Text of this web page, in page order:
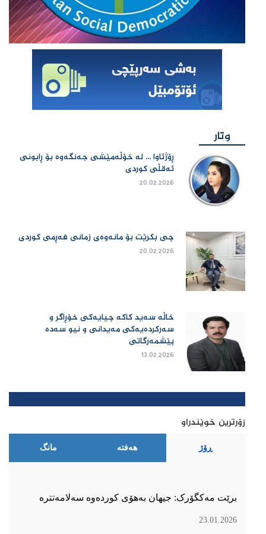
وتار
ڕۆژئاوا ... لە خۆڵەمێشی جەنگەوە بۆ ڕابونی
ئەقڵی کوردی
20.02.2026
چی بكرێت بۆ مانەوەی زمانی فەڕمی كوردی
20.02.2026
خاڵە سەید کاکە چیایەکی خۆڕاگر و
سەرکردەیەکی مەیدانی و نیو سەدە
پێشمەرگاتی
13.02.2026
زۆرترین خوێندراو
ڕۆژ هەفتە مانگ
برێت مەکگۆرک: جیهان بەهۆی کوردەوە سەلامەتترە
23.01.2026